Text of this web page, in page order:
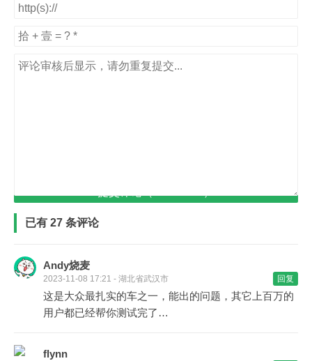
已有 27 条评论
Andy烧麦
2023-11-08 17:21 - 湖北省武汉市 回复
这是大众最扎实的车之一，能出的问题，其它上百万的
用户都已经帮你测试完了…
flynn